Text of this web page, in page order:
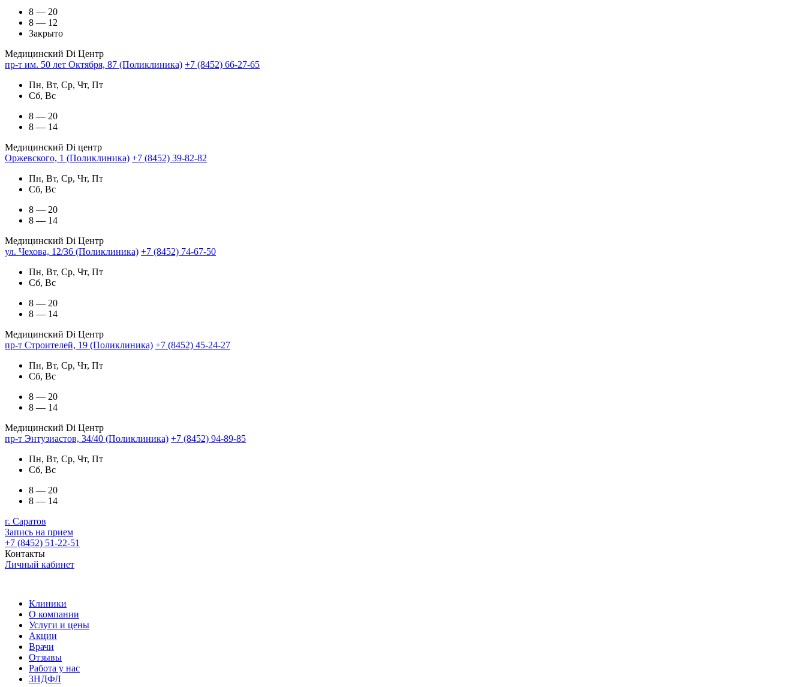
8 — 20
8 — 12
Закрыто
Медицинский Di Центр
пр-т им. 50 лет Октября, 87 (Поликлиника) +7 (8452) 66-27-65
Пн, Вт, Ср, Чт, Пт
Сб, Вс
8 — 20
8 — 14
Медицинский Di центр
Оржевского, 1 (Поликлиника) +7 (8452) 39-82-82
Пн, Вт, Ср, Чт, Пт
Сб, Вс
8 — 20
8 — 14
Медицинский Di Центр
ул. Чехова, 12/36 (Поликлиника) +7 (8452) 74-67-50
Пн, Вт, Ср, Чт, Пт
Сб, Вс
8 — 20
8 — 14
Медицинский Di Центр
пр-т Строителей, 19 (Поликлиника) +7 (8452) 45-24-27
Пн, Вт, Ср, Чт, Пт
Сб, Вс
8 — 20
8 — 14
Медицинский Di Центр
пр-т Энтузиастов, 34/40 (Поликлиника) +7 (8452) 94-89-85
Пн, Вт, Ср, Чт, Пт
Сб, Вс
8 — 20
8 — 14
г. Саратов
Запись на прием
+7 (8452) 51-22-51
Контакты
Личный кабинет
Клиники
О компании
Услуги и цены
Акции
Врачи
Отзывы
Работа у нас
3НДФЛ